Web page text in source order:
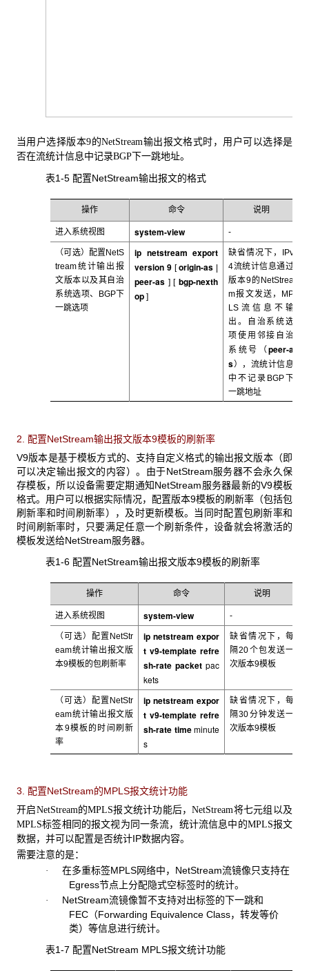
当用户选择版本9的NetStream输出报文格式时，用户可以选择是
否在流统计信息中记录BGP下一跳地址。
表1-5 配置NetStream输出报文的格式
操作 命令 说明
进入系统视图 system-view -
（可选）配置NetS
tream统计输出报
文版本以及其自治
系统选项、BGP下
一跳选项
ip netstream export
version 9 [origin-as
peer-as ] [ bgp-nexth
op ]
缺省情况下，IPv
4流统计信息通过
版本9的NetStrea
m报文发送，MP
LS流信息不输
出。自治系统选
项使用邻接自治
系统号（peer-a
s），流统计信息
中不记录BGP下
一跳地址
2. 配置NetStream输出报文版本9模板的刷新率
V9版本是基于模板方式的、支持自定义格式的输出报文版本（即
可以决定输出报文的内容）。由于NetStream服务器不会永久保
存模板，所以设备需要定期通知NetStream服务器最新的V9模板
格式。用户可以根据实际情况，配置版本9模板的刷新率（包括包
刷新率和时间刷新率），及时更新模板。当同时配置包刷新率和
时间刷新率时，只要满足任意一个刷新条件，设备就会将激活的
模板发送给NetStream服务器。
表1-6 配置NetStream输出报文版本9模板的刷新率
操作 命令 说明
进入系统视图 system-view -
（可选）配置NetStr
eam统计输出报文版
本9模板的包刷新率
ip netstream expor
t v9-template refre
sh-rate packet pac
kets
缺省情况下，每
隔20个包发送一
次版本9模板
（可选）配置NetStr
eam统计输出报文版
本9模板的时间刷新
率
ip netstream expor
t v9-template refre
sh-rate timeminute
s
缺省情况下，每
隔30分钟发送一
次版本9模板
3. 配置NetStream的MPLS报文统计功能
开启NetStream的MPLS报文统计功能后，NetStream将七元组以及
MPLS标签相同的报文视为同一条流，统计流信息中的MPLS报文
数据，并可以配置是否统计IP数据内容。
需要注意的是：
· 在多重标签MPLS网络中，NetStream流镜像只支持在
Egress节点上分配隐式空标签时的统计。
· NetStream流镜像暂不支持对出标签的下一跳和
FEC（Forwarding Equivalence Class，转发等价
类）等信息进行统计。
表1-7 配置NetStream MPLS报文统计功能